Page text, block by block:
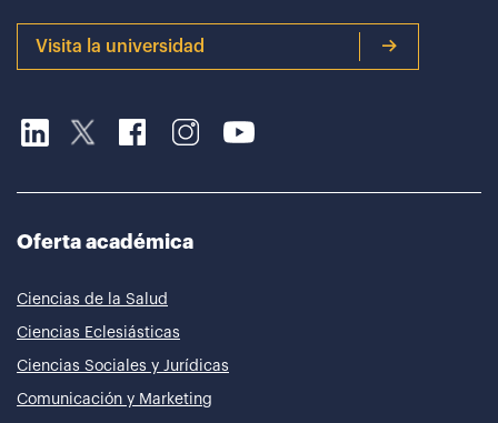
Visita la universidad
Oferta académica
Ciencias de la Salud
Ciencias Eclesiásticas
Ciencias Sociales y Jurídicas
Comunicación y Marketing